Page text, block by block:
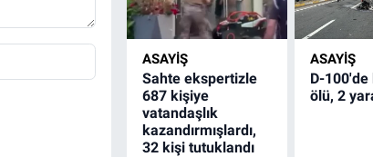
ASAYİŞ
Sahte ekspertizle
687 kişiye
vatandaşlık
kazandırmışlardı,
32 kişi tutuklandı
ASAYİŞ
D-100'de
ölü, 2